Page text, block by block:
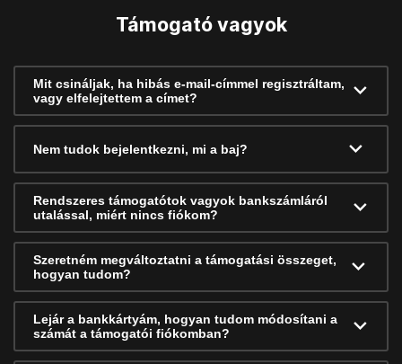
Támogató vagyok
Mit csináljak, ha hibás e-mail-címmel regisztráltam,
vagy elfelejtettem a címet?
Nem tudok bejelentkezni, mi a baj?
Rendszeres támogatótok vagyok bankszámláról
utalással, miért nincs fiókom?
Szeretném megváltoztatni a támogatási összeget,
hogyan tudom?
Lejár a bankkártyám, hogyan tudom módosítani a
számát a támogatói fiókomban?